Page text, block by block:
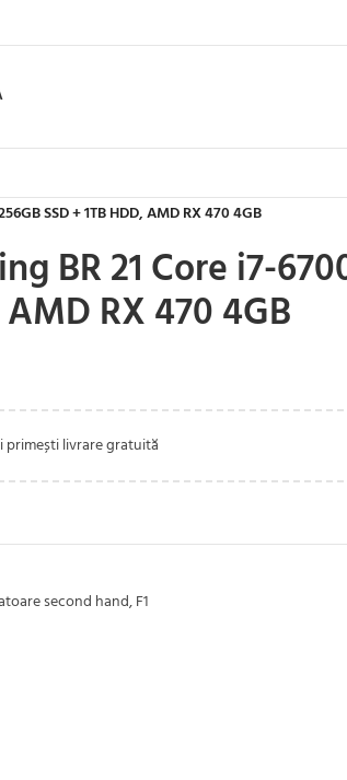
SSD + 1TB HDD, AMD RX 470 4GB
BR 21 Core i7-
RX 470 4GB
primești livrare gratuită
second hand,F1